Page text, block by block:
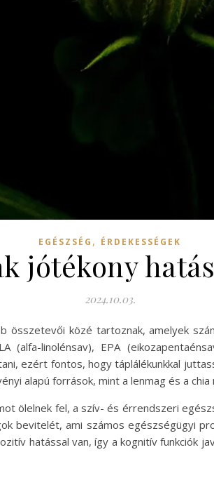
EGÉSZSÉG , ÉRDEKESSÉGEK
jótékony
2024.10.03.
összetevői közé tartoznak, amelyek
linolénsav), EPA
ezért fontos, hogy táplálékunkkal
alapú források, mint a lenmag és a
ölelnek fel, a szív- és érrendszeri
bevitelét, ami számos egészségügyi
hatással van, így a kognitív funkciók